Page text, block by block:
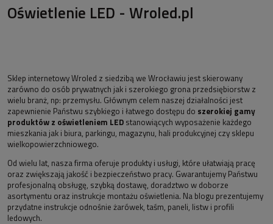
Oświetlenie LED - Wroled.pl
Sklep internetowy Wroled z siedzibą we Wrocławiu jest skierowany
zarówno do osób prywatnych jak i szerokiego grona przedsiębiorstw z
wielu branż, np: przemysłu. Głównym celem naszej działalności jest
zapewnienie Państwu szybkiego i łatwego dostępu do szerokiej gamy
produktów z oświetleniem LED stanowiących wyposażenie każdego
mieszkania jak i biura, parkingu, magazynu, hali produkcyjnej czy sklepu
wielkopowierzchniowego.
Od wielu lat, nasza firma oferuje produkty i usługi, które ułatwiają pracę
oraz zwiększają jakość i bezpieczeństwo pracy. Gwarantujemy Państwu
profesjonalną obsługę, szybką dostawę, doradztwo w doborze
asortymentu oraz instrukcje montażu oświetlenia. Na blogu prezentujemy
przydatne instrukcje odnośnie żarówek, taśm, paneli, listw i profili
ledowych.